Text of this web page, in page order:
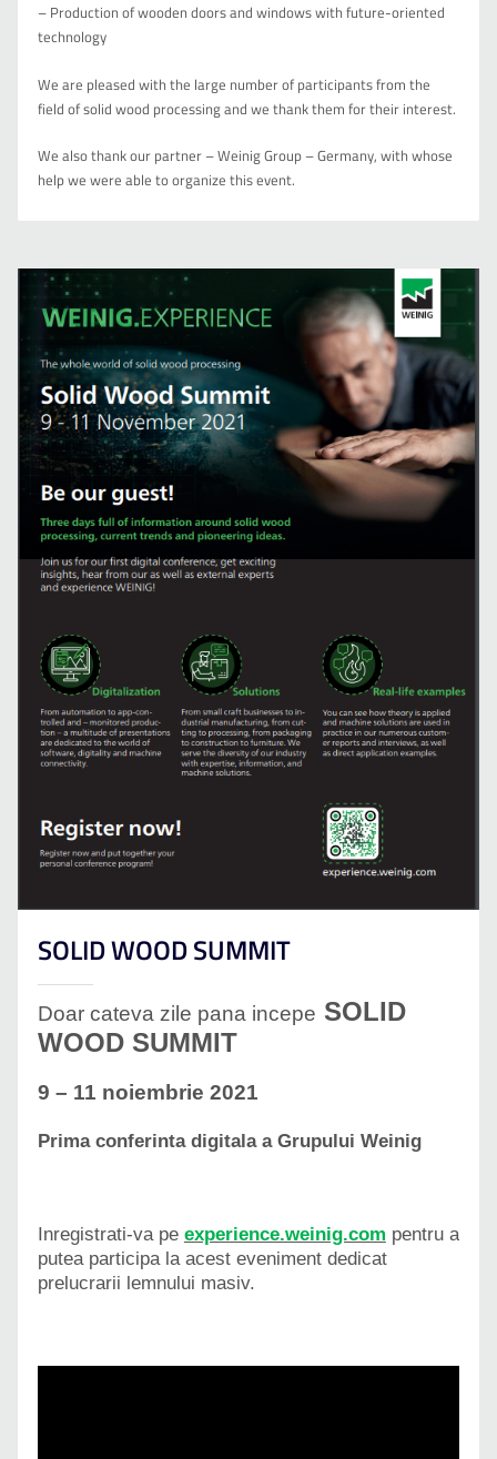
– Production of wooden doors and windows with future-oriented
technology
We are pleased with the large number of participants from the
field of solid wood processing and we thank them for their interest.
We also thank our partner – Weinig Group – Germany, with whose
help we were able to organize this event.
SOLID WOOD SUMMIT
Doar cateva zile pana incepe SOLID
WOOD SUMMIT
9 – 11 noiembrie 2021
Prima conferinta digitala a Grupului Weinig
Inregistrati-va pe experience.weinig.com pentru a
putea participa la acest eveniment dedicat
prelucrarii lemnului masiv.